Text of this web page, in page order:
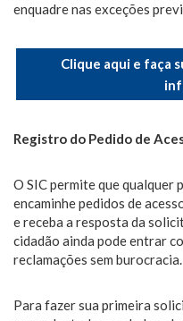
enquadre nas exceções
Clique aqui e faça
Registro do Pedido de
O SIC permite que qualquer
encaminhe pedidos de
e receba a resposta da
cidadão ainda pode entrar
reclamações sem burocracia.
Para fazer sua primeira